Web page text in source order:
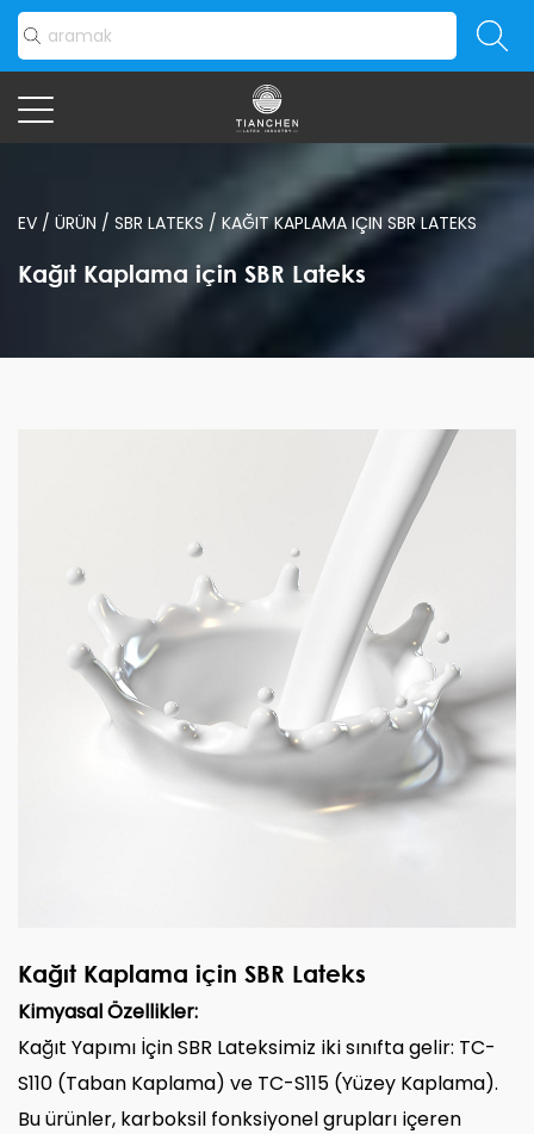
EV / ÜRÜN / SBR LATEKS / KAĞIT KAPLAMA IÇIN SBR LATEKS
Kağıt Kaplama için SBR Lateks
Kağıt Kaplama için SBR Lateks
Kimyasal Özellikler:
Kağıt Yapımı İçin SBR Lateksimiz iki sınıfta gelir: TC-
S110 (Taban Kaplama) ve TC-S115 (Yüzey Kaplama).
Bu ürünler, karboksil fonksiyonel grupları içeren